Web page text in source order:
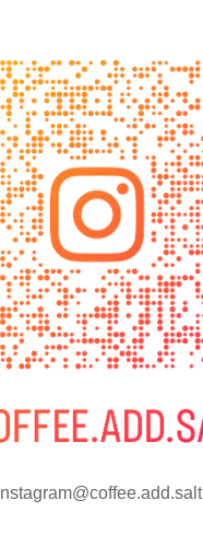
Instagram@coffee.add.salt